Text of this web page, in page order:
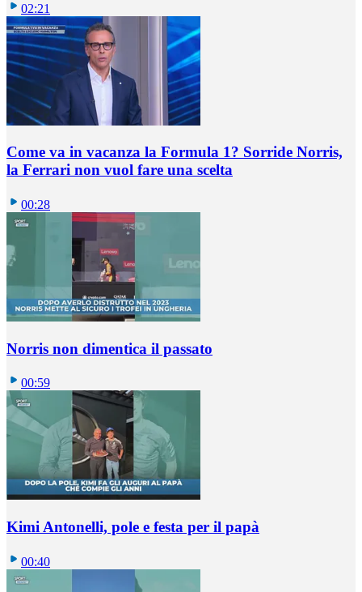
02:21
Come va in vacanza la Formula 1? Sorride Norris,
la Ferrari non vuol fare una scelta
00:28
Norris non dimentica il passato
00:59
Kimi Antonelli, pole e festa per il papà
00:40